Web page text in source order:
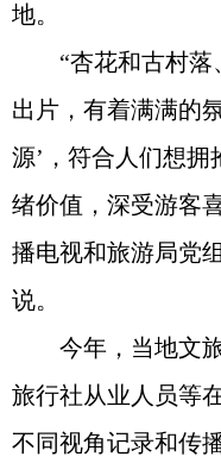
地。
“杏花和古村
出片，有着满满的
源’，符合人们想
绪价值，深受游客
播电视和旅游局党
说。
今年，当地文
旅行社从业人员等
不同视角记录和传